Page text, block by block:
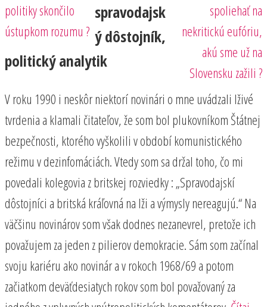
politiky skončilo
ústupkom rozumu ?
spoliehať na
nekritickú eufóriu,
akú sme už na
Slovensku zažili ?
spravodajsk
ý dôstojník,
politický analytik
V roku 1990 i neskôr niektorí novinári o mne uvádzali lživé
tvrdenia a klamali čitateľov, že som bol plukovníkom Štátnej
bezpečnosti, ktorého vyškolili v období komunistického
režimu v dezinfomáciách. Vtedy som sa držal toho, čo mi
povedali kolegovia z britskej rozviedky : „Spravodajskí
dôstojníci a britská kráľovná na lži a výmysly nereagujú.“ Na
väčšinu novinárov som však dodnes nezanevrel, pretože ich
považujem za jeden z pilierov demokracie. Sám som začínal
svoju kariéru ako novinár a v rokoch 1968/69 a potom
začiatkom deväťdesiatych rokov som bol považovaný za